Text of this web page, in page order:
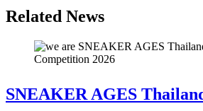
Related News
SNEAKER AGES